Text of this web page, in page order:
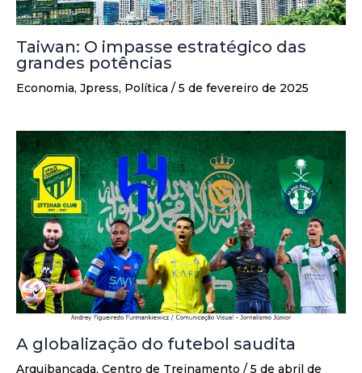
Taiwan: O impasse estratégico das
grandes potências
Economia, Jpress, Política / 5 de fevereiro de 2025
A globalização do futebol saudita
Arquibancada, Centro de Treinamento / 5 de abril de